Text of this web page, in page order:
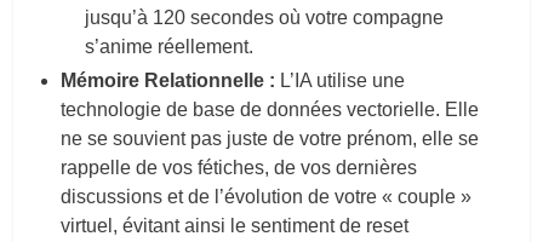
jusqu’à 120 secondes où votre compagne
s’anime réellement.
Mémoire Relationnelle : L’IA utilise une
technologie de base de données vectorielle. Elle
ne se souvient pas juste de votre prénom, elle se
rappelle de vos fétiches, de vos dernières
discussions et de l’évolution de votre « couple »
virtuel, évitant ainsi le sentiment de reset